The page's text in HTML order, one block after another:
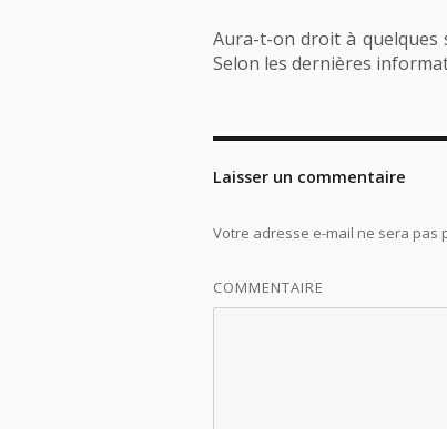
Aura-t-on droit à quelques
Selon les dernières
Laisser un commentaire
Votre adresse e-mail ne sera pas
COMMENTAIRE